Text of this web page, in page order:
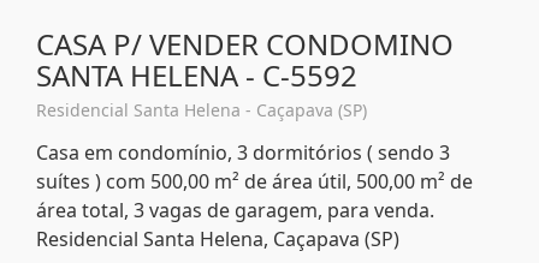
CASA P/ VENDER CONDOMINO
SANTA HELENA - C-5592
Residencial Santa Helena - Caçapava (SP)
Casa em condomínio, 3 dormitórios ( sendo 3
suítes ) com 500,00 m² de área útil, 500,00 m² de
área total, 3 vagas de garagem, para venda.
Residencial Santa Helena, Caçapava (SP)